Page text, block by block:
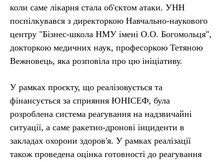
коли саме лікарня стала об'єктом атаки. УНН
поспілкувався з директоркою Навчально-наукового
центру "Бізнес-школа НМУ імені О.О. Богомольця",
докторкою медичних наук, професоркою Тетяною
Вежновець, яка розповіла про цю ініціативу.
У рамках проєкту, що реалізовується та
фінансується за сприяння ЮНІСЕФ, була
розроблена система реагування на надзвичайні
ситуації, а саме ракетно-дронові інциденти в
закладах охорони здоров'я. У рамках реалізації
також проведена оцінка готовності до реагування